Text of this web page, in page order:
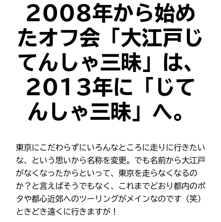
2008年から始め
たオフ会「大江戸じ
てんしゃ三昧」は、
2013年に「じて
んしゃ三昧」へ。
東京にこだわらずにいろんなところに走りに行きたい
な、という思いから名称を変更。でも名前から大江戸
がなくなったからといって、東京を走らなくなるの
か？と言えばそうでもなく、これまでどおり都内のポ
タや都心近郊へのツーリングがメインなのです（笑）
ときどき遠くに行きますが！